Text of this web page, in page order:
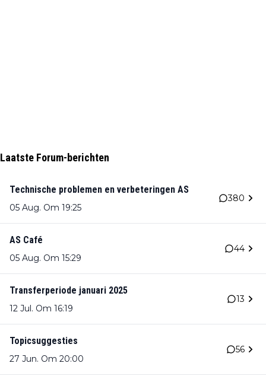
Laatste Forum-berichten
Technische problemen en verbeteringen AS
05 Aug. Om 19:25
380
AS Café
05 Aug. Om 15:29
44
Transferperiode januari 2025
12 Jul. Om 16:19
13
Topicsuggesties
27 Jun. Om 20:00
56